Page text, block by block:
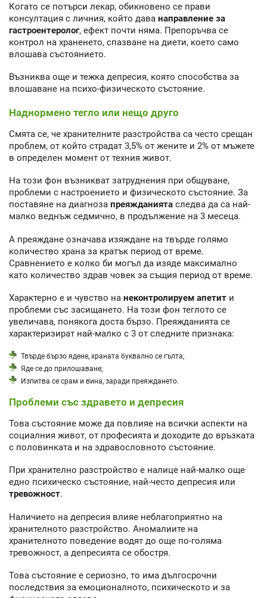
Когато се потърси лекар, обикновено се прави
консултация с личния, който дава направление за
гастроентеролог, ефект почти няма. Препоръчва се
контрол на храненето, спазване на диети, което само
влошава състоянието.
Възниква още и тежка депресия, която способства за
влошаване на психо-физическото състояние.
Наднормено тегло или нещо друго
Смята се, че хранителните разстройства са често срещан
проблем, от който страдат 3,5% от жените и 2% от мъжете
в определен момент от техния живот.
На този фон възникват затруднения при общуване,
проблеми с настроението и физическото състояние. За
поставяне на диагноза преяжданията следва да са най-
малко веднъж седмично, в продължение на 3 месеца.
А преяждане означава изяждане на твърде голямо
количество храна за кратък период от време.
Сравнението е колко би могъл да изяде максимално
като количество здрав човек за същия период от време.
Характерно е и чувство на неконтролируем апетит и
проблеми със засищането. На този фон теглото се
увеличава, понякога доста бързо. Преяжданията се
характеризират най-малко с 3 от следните признака:
Твърде бързо ядене, храната буквално се гълта;
Яде се до прилошаване;
Изпитва се срам и вина, заради преяждането.
Проблеми със здравето и депресия
Това състояние може да повлияе на всички аспекти на
социалния живот, от професията и доходите до връзката
с половинката и на здравословното състояние.
При хранително разстройство е налице най-малко още
едно психическо състояние, най-често депресия или
тревожност.
Наличието на депресия влияе неблагоприятно на
хранителното разстройство. Аномалиите на
хранителното поведение водят до още по-голяма
тревожност, а депресията се обостря.
Това състояние е сериозно, то има дългосрочни
последствия за емоционалното, психическото и за